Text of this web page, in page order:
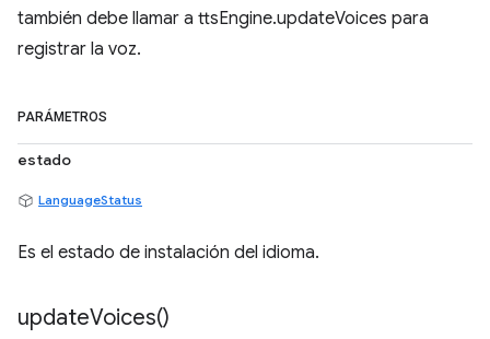
también debe llamar a ttsEngine.updateVoices para
registrar la voz.
PARÁMETROS
estado
LanguageStatus
Es el estado de instalación del idioma.
updateVoices()